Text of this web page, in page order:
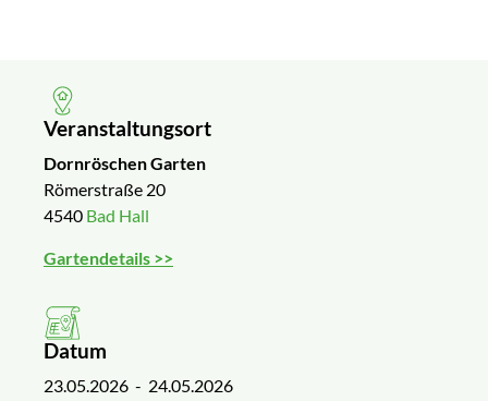
Veranstaltungsort
Dornröschen Garten
Römerstraße 20
4540 Bad Hall
Gartendetails >>
Datum
23.05.2026 - 24.05.2026